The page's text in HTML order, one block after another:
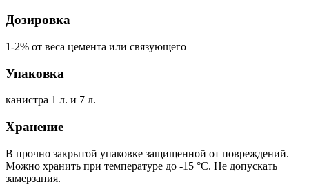
Дозировка
1-2% от веса цемента или связующего
Упаковка
канистра 1 л. и 7 л.
Хранение
В прочно закрытой упаковке защищенной от повреждений.
Можно хранить при температуре до -15 °С. Не допускать
замерзания.